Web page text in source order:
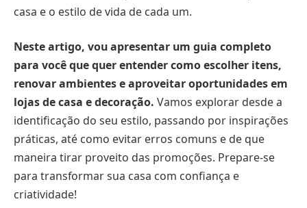
casa e o estilo de vida de cada um.
Neste artigo, vou apresentar um guia completo
para você que quer entender como escolher itens,
renovar ambientes e aproveitar oportunidades em
lojas de casa e decoração. Vamos explorar desde a
identificação do seu estilo, passando por inspirações
práticas, até como evitar erros comuns e de que
maneira tirar proveito das promoções. Prepare-se
para transformar sua casa com confiança e
criatividade!